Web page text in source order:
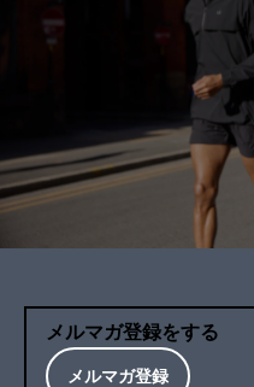
メルマガ登録をする
メルマガ登録